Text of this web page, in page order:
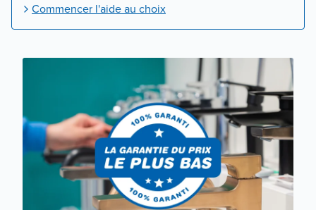
Commencer l'aide au choix